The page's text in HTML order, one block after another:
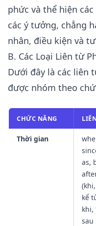
phức và thể hiện
các ý tưởng, chẳng
nhân, điều kiện và
B. Các Loại Liên từ
Dưới đây là các liên
được nhóm theo
CHỨC NĂNG
Thời gian
as,
kể
khi,
sau